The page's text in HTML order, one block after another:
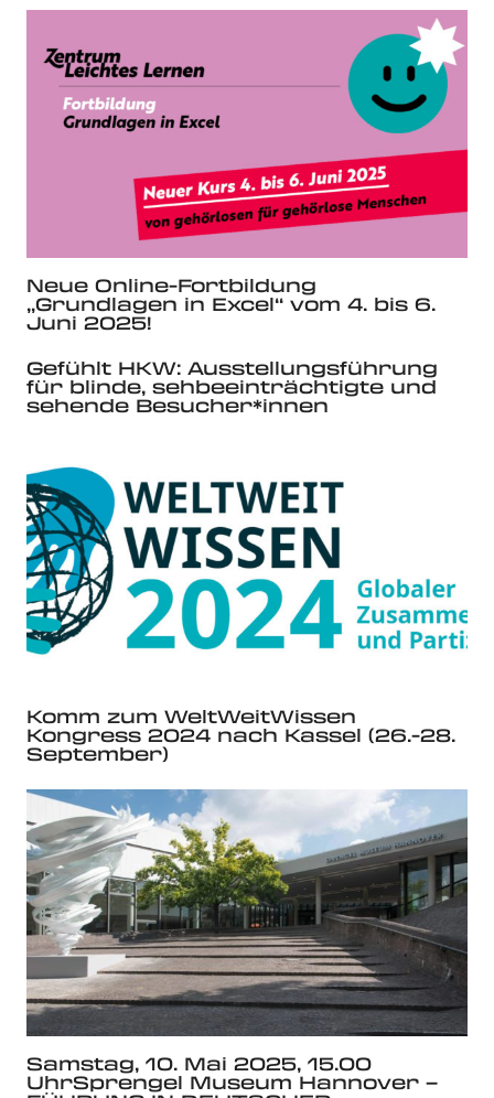
Neue Online-Fortbildung
„Grundlagen in Excel“ vom 4. bis 6.
Juni 2025!
Gefühlt HKW: Ausstellungsführung
für blinde, sehbeeinträchtigte und
sehende Besucher*innen
Komm zum WeltWeitWissen
Kongress 2024 nach Kassel (26.-28.
September)
Samstag, 10. Mai 2025, 15.00
UhrSprengel Museum Hannover –